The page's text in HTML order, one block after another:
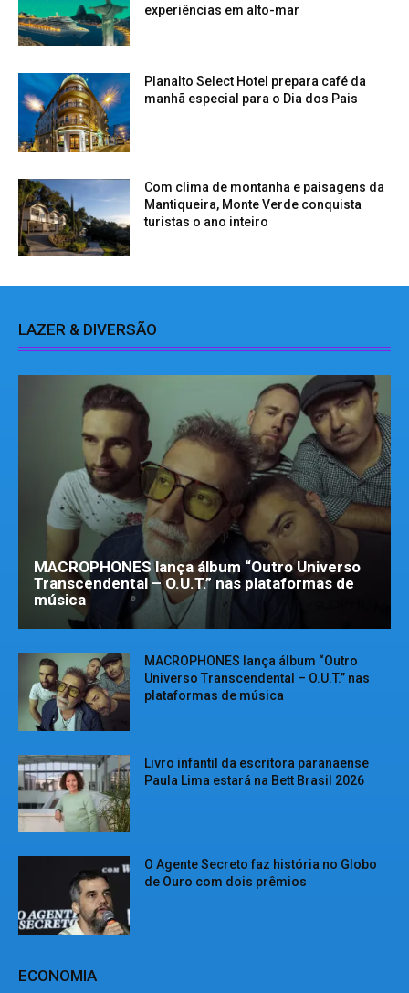
experiências em alto-mar
Planalto Select Hotel prepara café da
manhã especial para o Dia dos Pais
Com clima de montanha e paisagens da
Mantiqueira, Monte Verde conquista
turistas o ano inteiro
LAZER & DIVERSÃO
MACROPHONES lança álbum “Outro Universo
Transcendental – O.U.T.” nas plataformas de
música
MACROPHONES lança álbum “Outro
Universo Transcendental – O.U.T.” nas
plataformas de música
Livro infantil da escritora paranaense
Paula Lima estará na Bett Brasil 2026
O Agente Secreto faz história no Globo
de Ouro com dois prêmios
ECONOMIA